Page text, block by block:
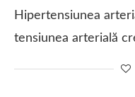
Hipertensiunea
tensiunea arterială